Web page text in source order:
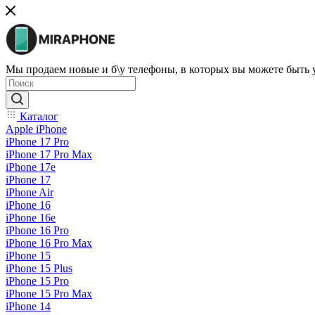
Мы продаем новые и б\у телефоны, в которых вы можете быть
Каталог
Apple iPhone
iPhone 17 Pro
iPhone 17 Pro Max
iPhone 17e
iPhone 17
iPhone Air
iPhone 16
iPhone 16e
iPhone 16 Pro
iPhone 16 Pro Max
iPhone 15
iPhone 15 Plus
iPhone 15 Pro
iPhone 15 Pro Max
iPhone 14